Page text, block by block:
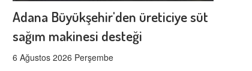
Adana Büyükşehir'den üreticiye süt
sağım makinesi desteği
6 Ağustos 2026 Perşembe